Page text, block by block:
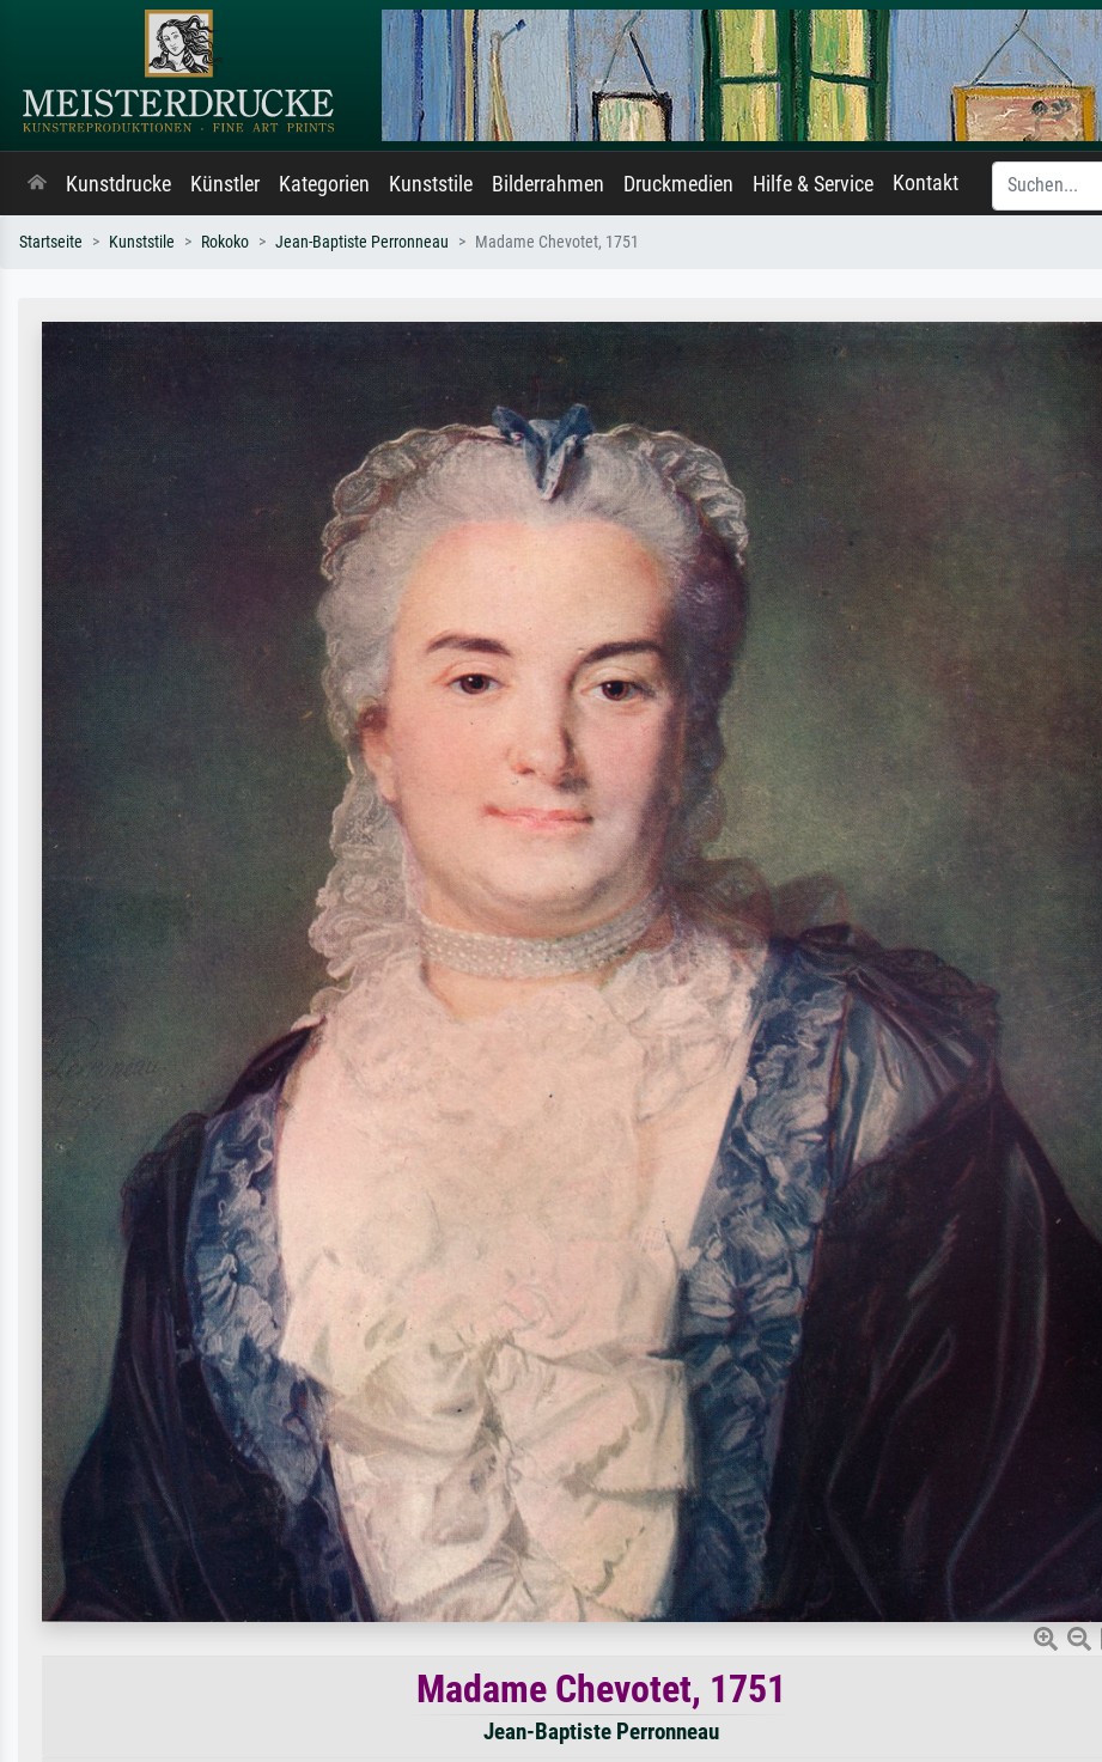
Kunstdrucke Künstler Kategorien Kunststile Bilderrahmen Druckmedien Hilfe & Service Kontakt
Startseite Kunststile Rokoko Jean-Baptiste Perronneau Madame Chevotet, 1751
Madame Chevotet, 1751
Jean-Baptiste Perronneau